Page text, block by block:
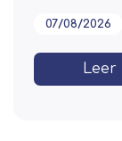
07/08/2026
Leer